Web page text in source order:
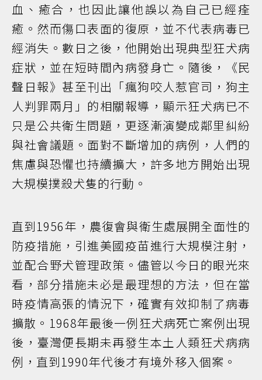
血、癒合，也因此讓他誤以為自己已經痊
癒。然而傷口表面的復原，並不代表病毒已
經消失。數日之後，他開始出現典型狂犬病
症狀，並在短時間內病發身亡。隨後，《民
聲日報》甚至刊出「瘋狗咬人惹官司，狗主
人判罪兩月」的相關報導，顯示狂犬病已不
只是公共衛生問題，更逐漸演變成鄰里糾紛
與社會議題。面對不斷增加的病例，人們的
焦慮與恐懼也持續擴大，許多地方開始出現
大規模撲殺犬隻的行動。
直到1956年，農復會與衛生處展開全面性的
防疫措施，引進美國疫苗進行大規模注射，
並配合野犬管理政策。儘管以今日的眼光來
看，部分措施未必是最理想的方法，但在當
時疫情高張的情況下，確實有效抑制了病毒
擴散。1968年最後一例狂犬病死亡案例出現
後，臺灣便長期未再發生本土人類狂犬病病
例，直到1990年代後才有境外移入個案。